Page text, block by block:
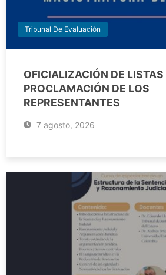
Tribunal De Evaluación
OFICIALIZACIÓN DE LISTAS
PROCLAMACIÓN DE LOS
REPRESENTANTES
7 agosto, 2026